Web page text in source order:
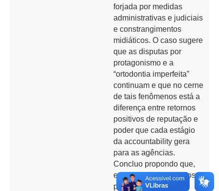
forjada por medidas
administrativas e judiciais
e constrangimentos
midiáticos. O caso sugere
que as disputas por
protagonismo e a
“ortodontia imperfeita”
continuam e que no cerne
de tais fenômenos está a
diferença entre retornos
positivos de reputação e
poder que cada estágio
da accountability gera
para as agências.
Concluo propondo que,
em contextos marcados
pela cultura do